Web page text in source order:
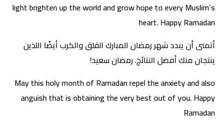
light brighten up the world and grow hope to every Muslim’s
heart. Happy Ramadan
أتمنى أن يبدد شهر رمضان المبارك القلق والكرب أيضًا اللذين
ينتجان منك أفضل النتائج. رمضان سعيد!
May this holy month of Ramadan repel the anxiety and also
anguish that is obtaining the very best out of you. Happy
Ramadan